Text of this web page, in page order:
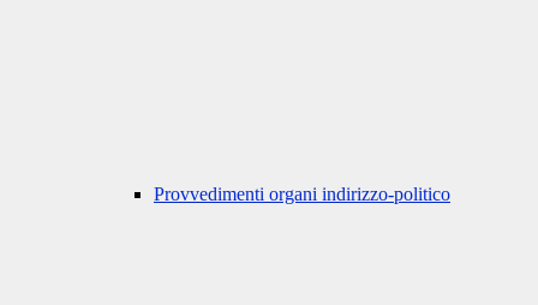
Provvedimenti organi indirizzo-politico